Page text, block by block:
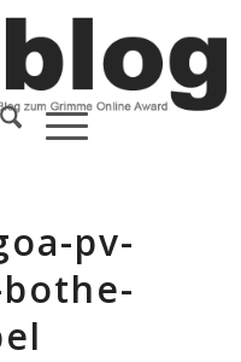
pv-